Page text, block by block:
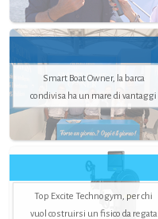
Smart Boat Owner, la barca
condivisa ha un mare di vantaggi
Top Excite Technogym, per chi
vuol costruirsi un fisico da regata